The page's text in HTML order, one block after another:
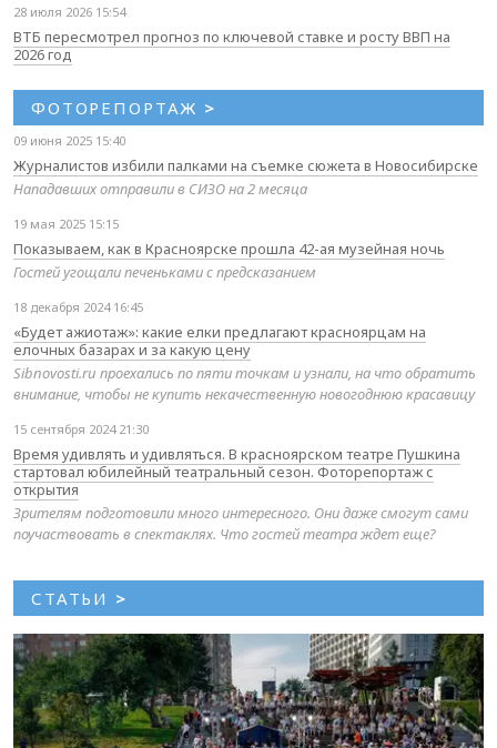
28 июля 2026 15:54
ВТБ пересмотрел прогноз по ключевой ставке и росту ВВП на
2026 год
ФОТОРЕПОРТАЖ >
09 июня 2025 15:40
Журналистов избили палками на съемке сюжета в Новосибирске
Нападавших отправили в СИЗО на 2 месяца
19 мая 2025 15:15
Показываем, как в Красноярске прошла 42-ая музейная ночь
Гостей угощали печеньками с предсказанием
18 декабря 2024 16:45
«Будет ажиотаж»: какие елки предлагают красноярцам на
елочных базарах и за какую цену
Sibnovosti.ru проехались по пяти точкам и узнали, на что обратить
внимание, чтобы не купить некачественную новогоднюю красавицу
15 сентября 2024 21:30
Время удивлять и удивляться. В красноярском театре Пушкина
стартовал юбилейный театральный сезон. Фоторепортаж с
открытия
Зрителям подготовили много интересного. Они даже смогут сами
поучаствовать в спектаклях. Что гостей театра ждет еще?
СТАТЬИ >